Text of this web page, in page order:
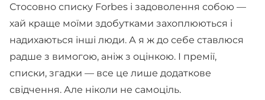
Стосовно списку Forbes і задоволення собою —
хай краще моїми здобутками захоплюються і
надихаються інші люди. А я ж до себе ставлюся
радше з вимогою, аніж з оцінкою. І премії,
списки, згадки — все це лише додаткове
свідчення. Але ніколи не самоціль.